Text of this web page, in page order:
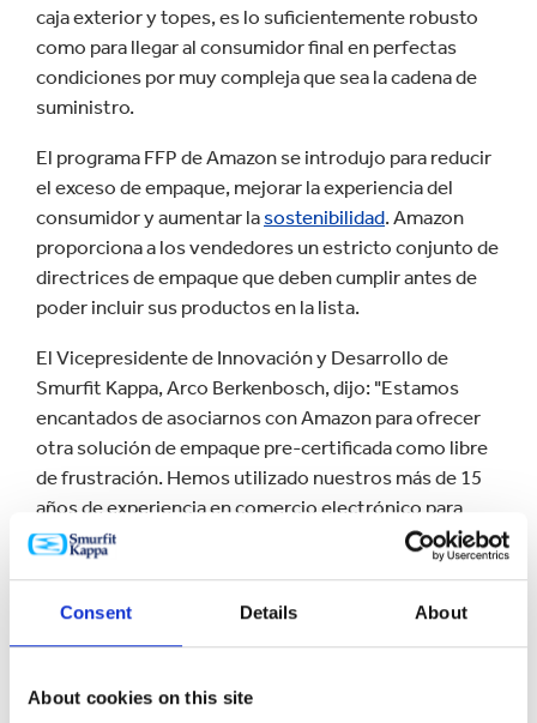
Consent Details About
About cookies on this site
caja exterior y topes, es lo suficientemente robusto
como para llegar al consumidor final en perfectas
condiciones por muy compleja que sea la cadena de
suministro.
El programa FFP de Amazon se introdujo para reducir
el exceso de empaque, mejorar la experiencia del
consumidor y aumentar lasostenibilidad. Amazon
proporciona a los vendedores un estricto conjunto de
directrices de empaque que deben cumplir antes de
poder incluir sus productos en la lista.
El Vicepresidente de Innovación y Desarrollo de
Smurfit Kappa, Arco Berkenbosch, dijo: "Estamos
encantados de asociarnos con Amazon para ofrecer
otra solución de empaque pre-certificada como libre
de frustración. Hemos utilizado nuestros más de 15
años de experiencia en comercio electrónico para
diseñar esta solución para el sector del vino directo al
permitirá a las compañías que venden vino a través
al consumidor final con mayor rapidez, y la velocidad